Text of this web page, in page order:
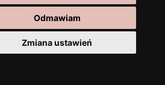
Odmawiam
Zmiana ustawień